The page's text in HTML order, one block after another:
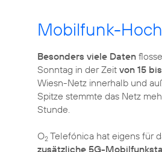
Mobilfunk-
Besonders viele Daten
Sonntag in der Zeit von 15
Wiesn-Netz innerhalb und
Spitze stemmte das Netz
Stunde.
O2 Telefónica hat eigens für
zusätzliche 5G-